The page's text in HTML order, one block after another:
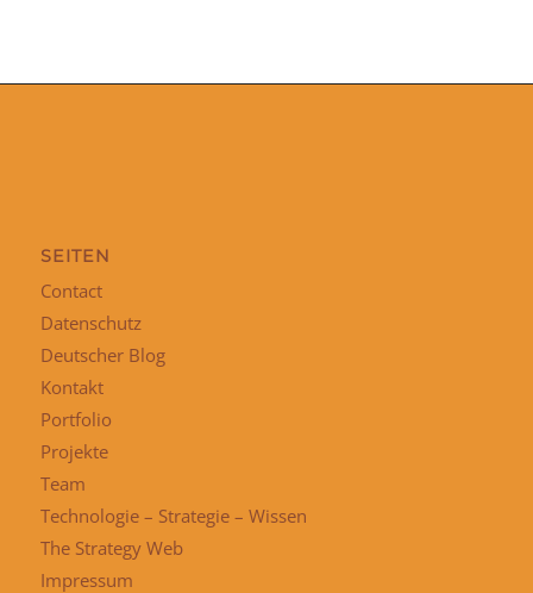
SEITEN
Contact
Datenschutz
Deutscher Blog
Kontakt
Portfolio
Projekte
Team
Technologie – Strategie – Wissen
The Strategy Web
Impressum